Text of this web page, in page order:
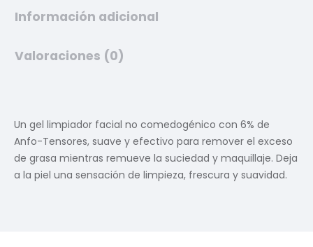
Información adicional
Valoraciones (0)
Un gel limpiador facial no comedogénico con 6% de
Anfo-Tensores, suave y efectivo para remover el exceso
de grasa mientras remueve la suciedad y maquillaje. Deja
a la piel una sensación de limpieza, frescura y suavidad.